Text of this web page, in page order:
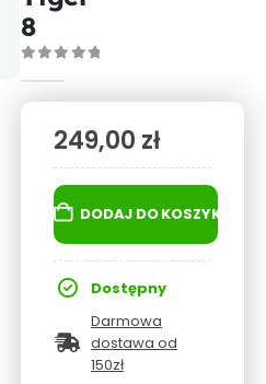
8
249,00 zł
DODAJ DO KOSZYKA
Dostępny
Darmowa
dostawa od
150zł